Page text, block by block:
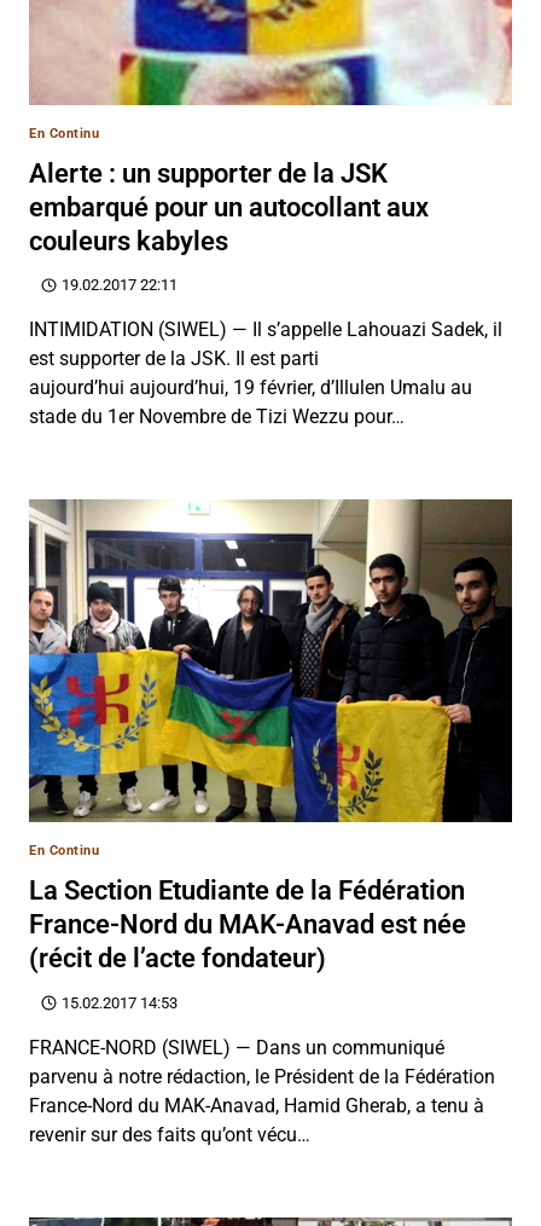
En Continu
Alerte : un supporter de la JSK
embarqué pour un autocollant aux
couleurs kabyles
19.02.2017 22:11
INTIMIDATION (SIWEL) — Il s’appelle Lahouazi Sadek, il
est supporter de la JSK. Il est parti
aujourd’hui aujourd’hui, 19 février, d’Illulen Umalu au
stade du 1er Novembre de Tizi Wezzu pour…
En Continu
La Section Etudiante de la Fédération
France-Nord du MAK-Anavad est née
(récit de l’acte fondateur)
15.02.2017 14:53
FRANCE-NORD (SIWEL) — Dans un communiqué
parvenu à notre rédaction, le Président de la Fédération
France-Nord du MAK-Anavad, Hamid Gherab, a tenu à
revenir sur des faits qu’ont vécu…